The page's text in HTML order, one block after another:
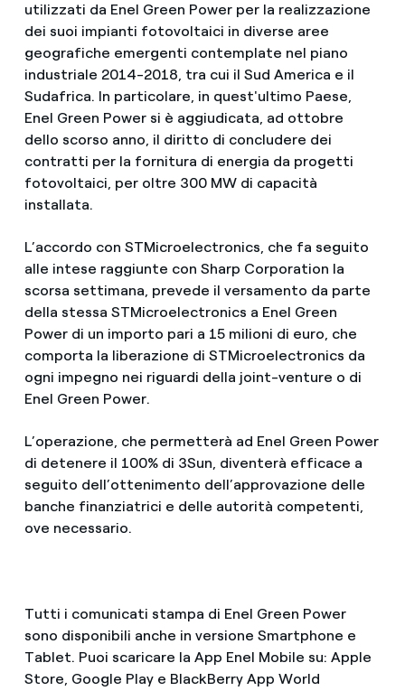
utilizzati da Enel Green Power per la realizzazione
dei suoi impianti fotovoltaici in diverse aree
geografiche emergenti contemplate nel piano
industriale 2014-2018, tra cui il Sud America e il
Sudafrica. In particolare, in quest'ultimo Paese,
Enel Green Power si è aggiudicata, ad ottobre
dello scorso anno, il diritto di concludere dei
contratti per la fornitura di energia da progetti
fotovoltaici, per oltre 300 MW di capacità
installata.
L’accordo con STMicroelectronics, che fa seguito
alle intese raggiunte con Sharp Corporation la
scorsa settimana, prevede il versamento da parte
della stessa STMicroelectronics a Enel Green
Power di un importo pari a 15 milioni di euro, che
comporta la liberazione di STMicroelectronics da
ogni impegno nei riguardi della joint-venture o di
Enel Green Power.
L’operazione, che permetterà ad Enel Green Power
di detenere il 100% di 3Sun, diventerà efficace a
seguito dell’ottenimento dell’approvazione delle
banche finanziatrici e delle autorità competenti,
ove necessario.
Tutti i comunicati stampa di Enel Green Power
sono disponibili anche in versione Smartphone e
Tablet. Puoi scaricare la App Enel Mobile su: Apple
Store, Google Play e BlackBerry App World